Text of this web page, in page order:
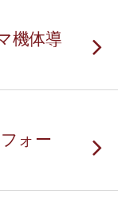
機体導
ォー